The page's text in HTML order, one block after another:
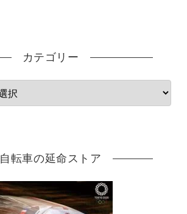
カテゴリー
自転車の延命ストア